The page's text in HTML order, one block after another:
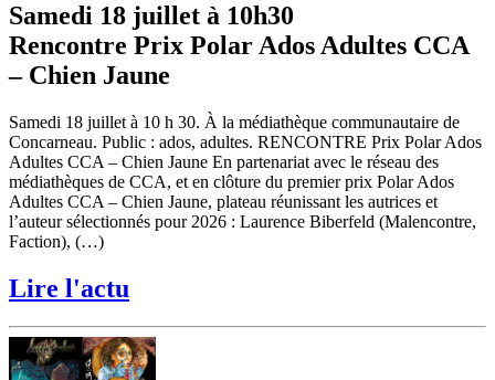
Samedi 18 juillet à 10h30
Rencontre Prix Polar Ados Adultes CCA
– Chien Jaune
Samedi 18 juillet à 10 h 30. À la médiathèque communautaire de
Concarneau. Public : ados, adultes. RENCONTRE Prix Polar Ados
Adultes CCA – Chien Jaune En partenariat avec le réseau des
médiathèques de CCA, et en clôture du premier prix Polar Ados
Adultes CCA – Chien Jaune, plateau réunissant les autrices et
l’auteur sélectionnés pour 2026 : Laurence Biberfeld (Malencontre,
Faction), (…)
Lire l'actu